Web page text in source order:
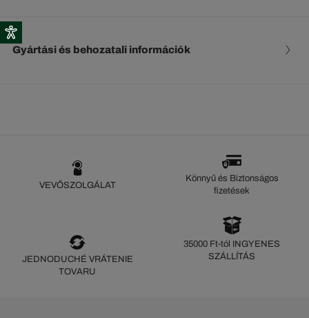
Gyártási és behozatali információk
VEVŐSZOLGÁLAT
Könnyű és Biztonságos
fizetések
JEDNODUCHÉ VRÁTENIE
TOVARU
35000 Ft-tól INGYENES
SZÁLLÍTÁS